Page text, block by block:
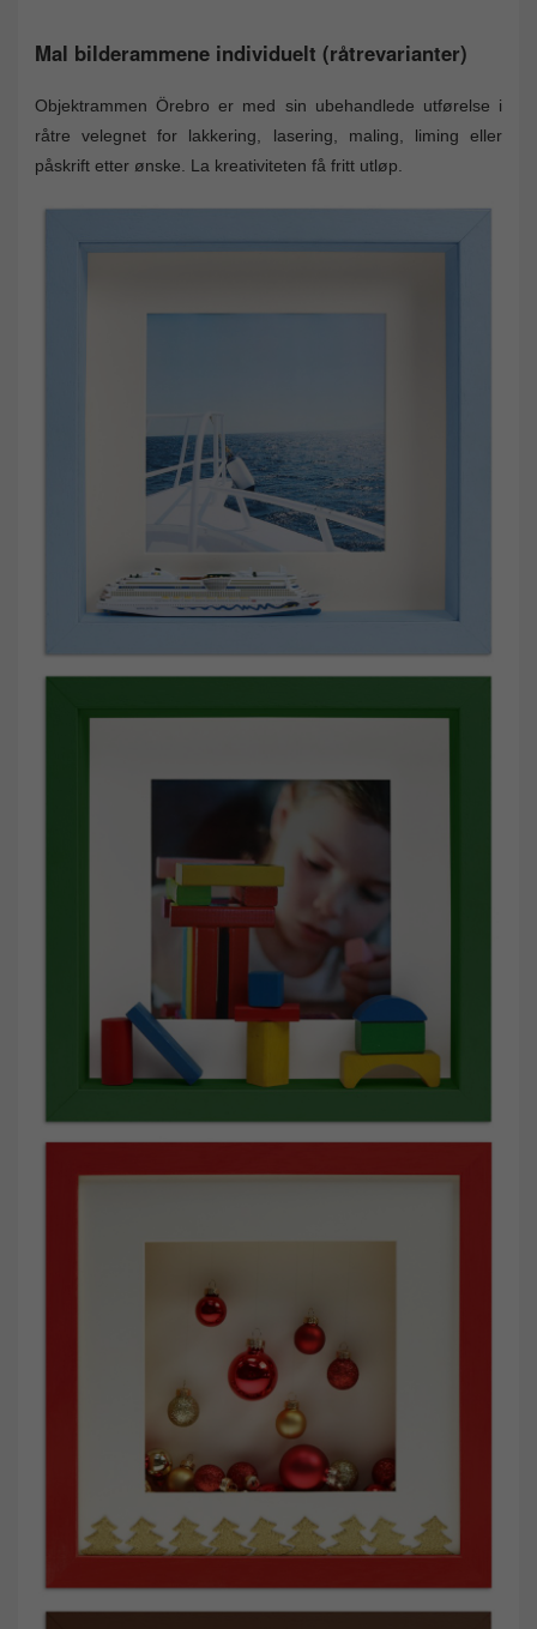
Mal bilderammene individuelt (råtrevarianter)
Objektrammen Örebro er med sin ubehandlede utførelse i
råtre velegnet for lakkering, lasering, maling, liming eller
påskrift etter ønske. La kreativiteten få fritt utløp.